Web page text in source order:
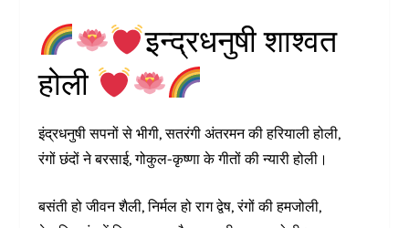
इन्द्रधनुषी शाश्वत
होली
इंद्रधनुषी सपनों से भीगी, सतरंगी अंतरमन की हरियाली होली,
रंगों छंदों ने बरसाई, गोकुल-कृष्णा के गीतों की न्यारी होली।
बसंती हो जीवन शैली, निर्मल हो राग द्वेष, रंगों की हमजोली,